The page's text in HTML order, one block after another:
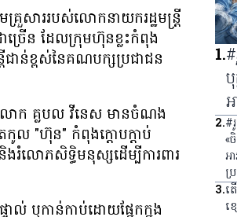
រួសារ​របស់​លោក​នាយករដ្ឋមន្ត្រី
ើន ដែល​ក្រុមហ៊ុន​ខ្លះ​កំពុង​
ជាន់​ខ្ពស់​នៃ​គណបក្ស​ប្រជាជន​
ោក គ្លបល វីនេស មាន​ចំណង
កូល "ហ៊ុន" កំពុង​ក្ដោបក្ដាប់​
លោភ​សិទ្ធិមនុស្ស​ដើម្បី​ការពារ​
ល់ ឬ​កាន់កាប់​ដោយ​ផ្នែក​ក្នុង​
1.
2.#
«
អ
ប្
3.ត
ខ្